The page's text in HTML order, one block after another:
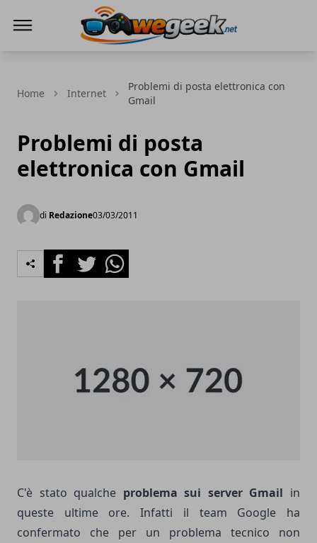
Home Internet
Problemi di posta elettronica con
Gmail
Problemi di posta
elettronica con Gmail
di Redazione03/03/2011
FacebookTwitterWhatsapp
C'è stato qualche problema sui server Gmail in
queste ultime ore. Infatti il team Google ha
confermato che per un problema tecnico non